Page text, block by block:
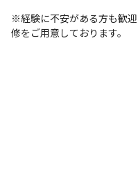
習やスキルアップに取り組
※経験に不安がある方も歓
修をご用意しております。